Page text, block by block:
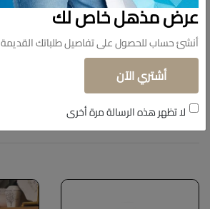
منتجات شبيهة
عرض مذهل خاص لك
أنشئ حساب للحصول على تفاصيل طلباتك القديمة
أشتري الآن
لا تظهر هذه الرسالة مرة أخرى